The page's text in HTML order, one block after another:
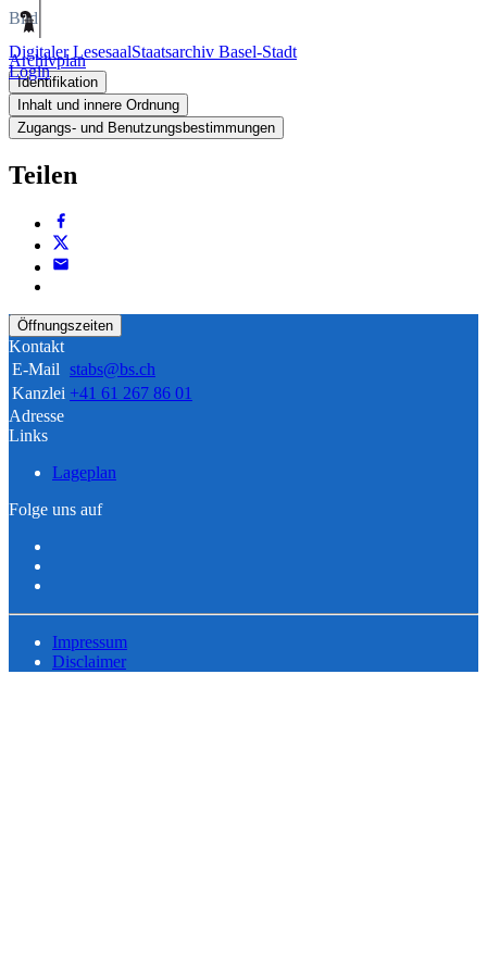
Digitaler LesesaalStaatsarchiv Basel-Stadt
Login
Bild
Archivplan
Identifikation
Inhalt und innere Ordnung
Zugangs- und Benutzungsbestimmungen
Teilen
Öffnungszeiten
Kontakt
E-Mail stabs@bs.ch
Kanzlei +41 61 267 86 01
Adresse
Links
Lageplan
Folge uns auf
Impressum
Disclaimer